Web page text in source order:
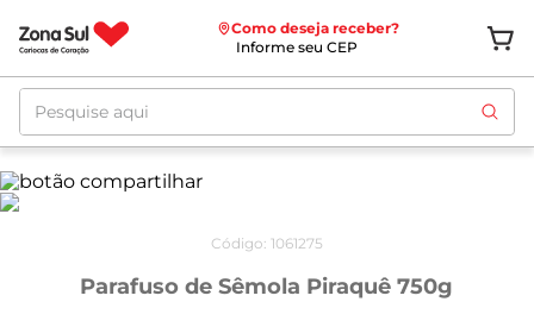
Como deseja receber?
Informe seu CEP
Pesquise aqui
Código: 1061275
Parafuso de Sêmola Piraquê 750g